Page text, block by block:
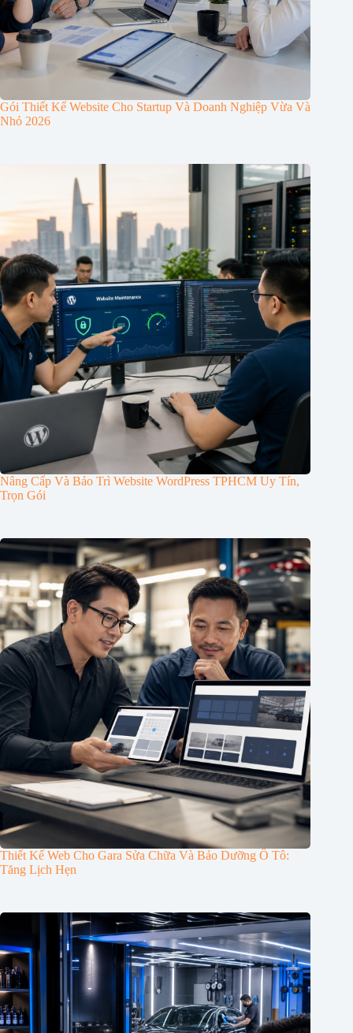
Gói Thiết Kế Website Cho Startup Và Doanh Nghiệp Vừa Và
Nhỏ 2026
Nâng Cấp Và Bảo Trì Website WordPress TPHCM Uy Tín,
Trọn Gói
Thiết Kế Web Cho Gara Sửa Chữa Và Bảo Dưỡng Ô Tô:
Tăng Lịch Hẹn